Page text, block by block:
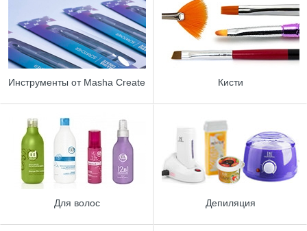
Инструменты от Masha Create Кисти
Для волос Депиляция